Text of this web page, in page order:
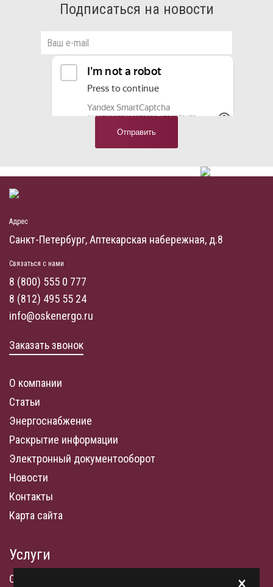
Подписаться на новости
Адрес
Санкт-Петербург, Аптекарская набережная, д.8
Связаться с нами
8 (800) 555 0 777
8 (812) 495 55 24
info@oskenergo.ru
Заказать звонок
О компании
Статьи
Энергоснабжение
Раскрытие информации
Электронный документооборот
Новости
Контакты
Карта сайта
Услуги
Системы накопления энергии